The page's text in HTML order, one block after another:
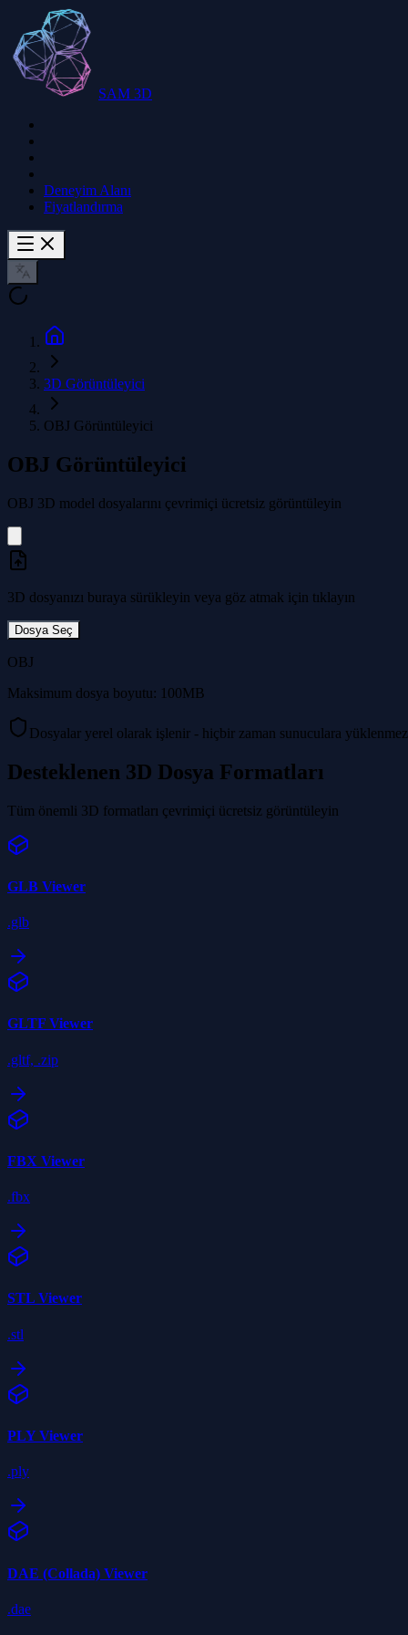
SAM 3D
Deneyim Alanı
Fiyatlandırma
3D Görüntüleyici
OBJ Görüntüleyici
OBJ Görüntüleyici
OBJ 3D model dosyalarını çevrimiçi ücretsiz görüntüleyin
3D dosyanızı buraya sürükleyin veya göz atmak için tıklayın
Dosya Seç
OBJ
Maksimum dosya boyutu: 100MB
Dosyalar yerel olarak işlenir - hiçbir zaman sunuculara yüklenmez
Desteklenen 3D Dosya Formatları
Tüm önemli 3D formatları çevrimiçi ücretsiz görüntüleyin
GLB Viewer
.glb
GLTF Viewer
.gltf, .zip
FBX Viewer
.fbx
STL Viewer
.stl
PLYViewer
.ply
DAE (Collada) Viewer
.dae